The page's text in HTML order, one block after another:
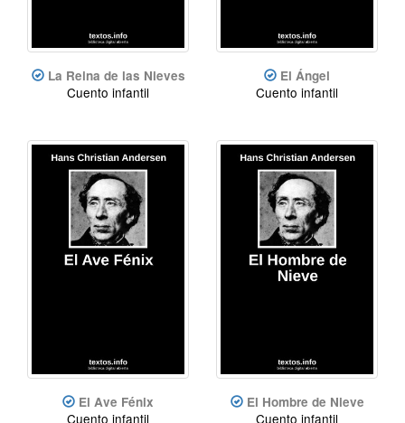
La Reina de las Nieves
Cuento infantil
El Ángel
Cuento infantil
El Ave Fénix
Cuento infantil
El Hombre de Nieve
Cuento infantil